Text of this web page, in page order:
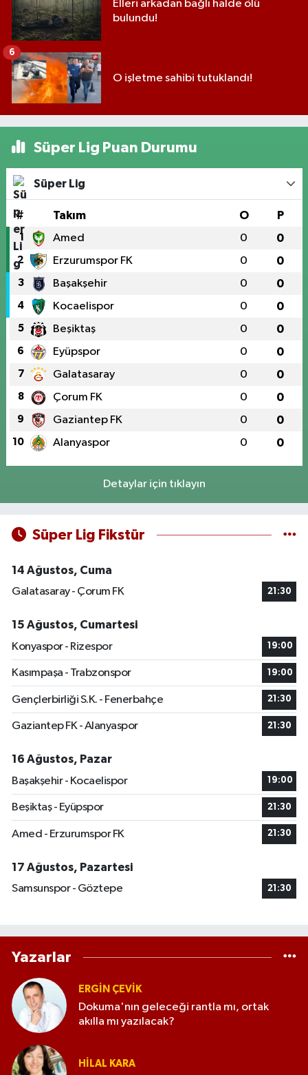
Elleri arkadan bağlı halde ölü
bulundu!
O işletme sahibi tutuklandı!
6
Süper Lig Puan Durumu
Süper Lig
# Takım O P
1 Amed 0 0
2 Erzurumspor FK 0 0
3 Başakşehir 0 0
4 Kocaelispor 0 0
5 Beşiktaş 0 0
6 Eyüpspor 0 0
7 Galatasaray 0 0
8 Çorum FK 0 0
9 Gaziantep FK 0 0
10 Alanyaspor 0 0
Detaylar için tıklayın
Süper Lig Fikstür
14 Ağustos, Cuma
Galatasaray - Çorum FK
21:30
15 Ağustos, Cumartesi
Konyaspor - Rizespor
19:00
Kasımpaşa - Trabzonspor 19:00
Gençlerbirliği S.K. - Fenerbahçe 21:30
Gaziantep FK - Alanyaspor 21:30
16 Ağustos, Pazar
Başakşehir - Kocaelispor
19:00
Beşiktaş - Eyüpspor 21:30
Amed - Erzurumspor FK 21:30
17 Ağustos, Pazartesi
Samsunspor - Göztepe
21:30
Yazarlar
ERGIN ÇEVİK
Dokuma'nın geleceği rantla mı, ortak
akılla mı yazılacak?
HILAL KARA